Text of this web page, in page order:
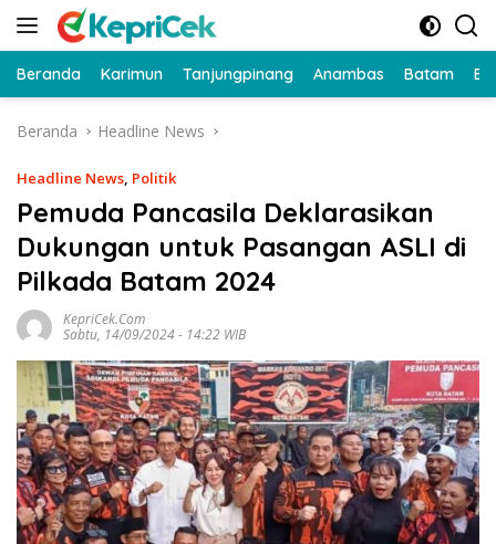
Langsung
Beranda Karimun Tanjungpinang Anambas Batam
Beranda Headline News
Headline News, Politik
Pemuda Pancasila Deklarasikan
Dukungan untuk Pasangan ASLI di
Pilkada Batam 2024
KepriCek.com
Sabtu, 14/09/2024 - 14:22 WIB